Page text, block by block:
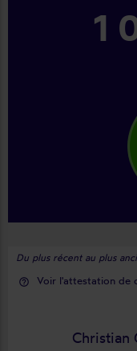
1
Du plus récent au plus
help_outline Voir l'attestation de
Christian